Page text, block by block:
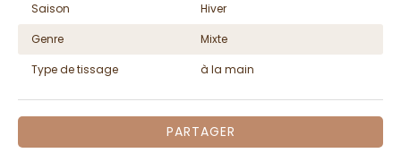
Saison
Hiver
Genre
Mixte
Type de tissage
à la main
PARTAGER